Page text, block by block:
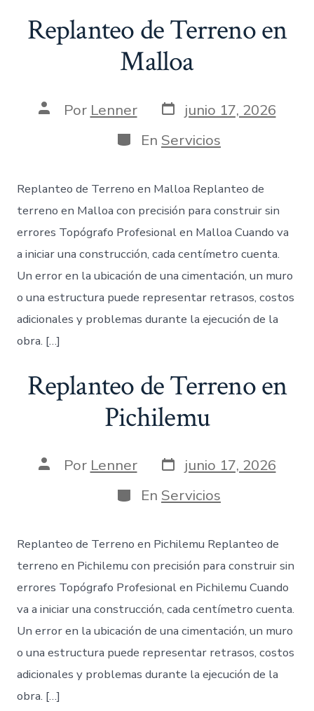
Replanteo de Terreno en
Malloa
AutorPor Lenner Fecha
de
publicación
junio 17, 2026
Categorías
En Servicios
Replanteo de Terreno en Malloa Replanteo de
terreno en Malloa con precisión para construir sin
errores Topógrafo Profesional en Malloa Cuando va
a iniciar una construcción, cada centímetro cuenta.
Un error en la ubicación de una cimentación, un muro
o una estructura puede representar retrasos, costos
adicionales y problemas durante la ejecución de la
obra. […]
Replanteo de Terreno en
Pichilemu
AutorPor Lenner Fecha
de
publicación
junio 17, 2026
Categorías
En Servicios
Replanteo de Terreno en Pichilemu Replanteo de
terreno en Pichilemu con precisión para construir sin
errores Topógrafo Profesional en Pichilemu Cuando
va a iniciar una construcción, cada centímetro cuenta.
Un error en la ubicación de una cimentación, un muro
o una estructura puede representar retrasos, costos
adicionales y problemas durante la ejecución de la
obra. […]